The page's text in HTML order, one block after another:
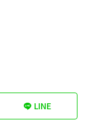
LINE